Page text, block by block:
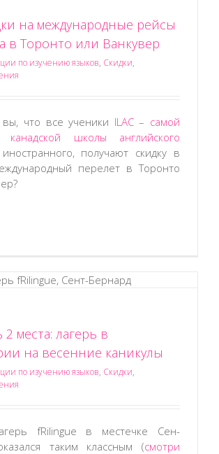
на международные рейсы
в Торонто или Ванкувер
по изучению языков, Скидки,
что все ученики ILAC – самой
канадской школы английского
получают скидку в
перелет в Торонто
2 места: лагерь в
на весенние каникулы
по изучению языков, Скидки,
fRilingue в местечке Сен-
таким классным (смотри